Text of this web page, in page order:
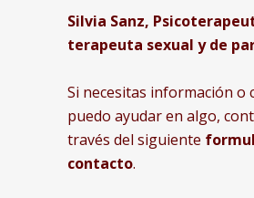
Silvia Sanz,
terapeuta sexual y de
Si necesitas información o
puedo ayudar en algo,
través del siguiente
contacto.